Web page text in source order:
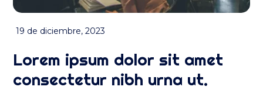
19 de diciembre, 2023
Lorem ipsum dolor sit amet
consectetur nibh urna ut.